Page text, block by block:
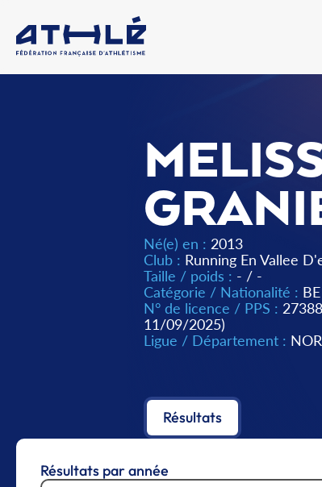
Né(e) en : 2013
Club : Running En Vallee
Taille / poids : - / -
Catégorie / Nationalité : BE
N° de licence / PPS :
11/09/2025)
Ligue / Département : NOR
Résultats
Résultats par année